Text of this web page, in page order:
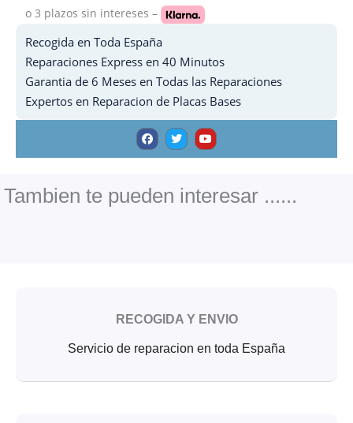
o 3 plazos sin intereses –
Recogida en Toda España
Reparaciones Express en 40 Minutos
Garantia de 6 Meses en Todas las Reparaciones
Expertos en Reparacion de Placas Bases
F
a
c
e
o
k
T
w
i
t
Y
o
u
t
e
Tambien te pueden interesar ......
RECOGIDA Y ENVIO
Servicio de reparacion en toda España